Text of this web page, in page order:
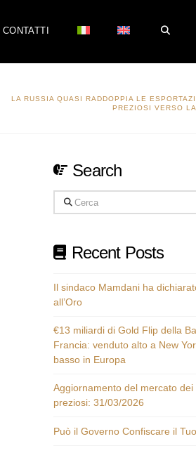
CONTATTI
LA RUSSIA QUASI RADDOPPIA LE
PREZIOSI VERSO
Search
Cerca
Recent Posts
Il sindaco Mamdani ha
all’Oro
€13 miliardi di Gold Flip della
Francia: venduto alto a New
basso in Europa
Aggiornamento del mercato dei
preziosi: 31/03/2026
Può il Governo Confiscare il